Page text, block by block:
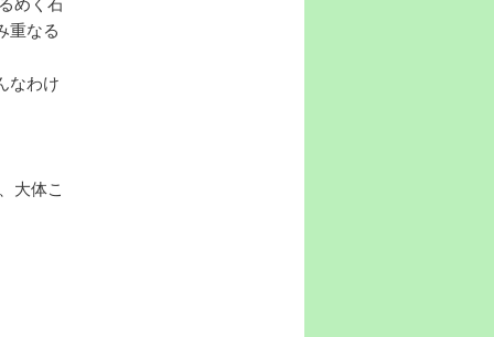
重なる
なわけ
大体こ